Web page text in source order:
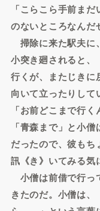
「こらこら手前ま
のないところなんだ
掃除に来た駅夫に
小突き廻されると、
行くが、またじきに
向いて立ったりして
「お前どこまで行
「青森まで」と小
だったので、彼もち
訊《き》いてみる気
小僧は前借で行っ
きたのだ。小僧は